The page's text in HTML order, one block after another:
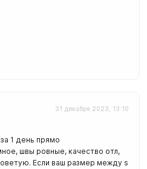
31 декабря 2023, 13:10
1 день прямо
швы ровные, качество отл,
Если ваш размер между s